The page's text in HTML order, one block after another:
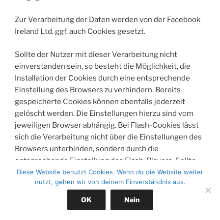
Zur Verarbeitung der Daten werden von der Facebook
Ireland Ltd. ggf. auch Cookies gesetzt.
Sollte der Nutzer mit dieser Verarbeitung nicht
einverstanden sein, so besteht die Möglichkeit, die
Installation der Cookies durch eine entsprechende
Einstellung des Browsers zu verhindern. Bereits
gespeicherte Cookies können ebenfalls jederzeit
gelöscht werden. Die Einstellungen hierzu sind vom
jeweiligen Browser abhängig. Bei Flash-Cookies lässt
sich die Verarbeitung nicht über die Einstellungen des
Browsers unterbinden, sondern durch die
entsprechende Einstellung des Flash-Players. Sollte
der Nutzer die Installation der Cookies verhindern oder
einschränken, kann dies dazu führen, dass nicht
sämtliche Funktionen von Facebook vollumfänglich
Diese Website benutzt Cookies. Wenn du die Website weiter
nutzt, gehen wir von deinem Einverständnis aus.
OK Nein